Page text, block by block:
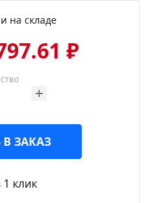
на складе
₽
ЗАКАЗ
клик